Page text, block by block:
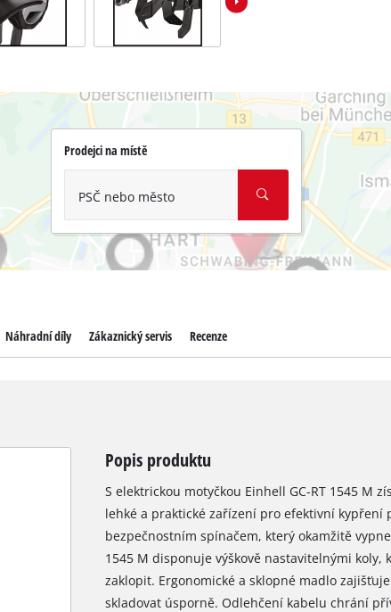
Prodejci na místě
PSČ nebo město
Náhradní díly Zákaznický servis Recenze
Popis produktu
S elektrickou motyčkou Einhell GC-RT 1545 M
lehké a praktické zařízení pro efektivní kypření
bezpečnostním spínačem, který okamžitě
1545 M disponuje výškově nastavitelnými
zaklopit. Ergonomické a sklopné madlo
skladovat úsporně. Odlehčení kabelu chrání